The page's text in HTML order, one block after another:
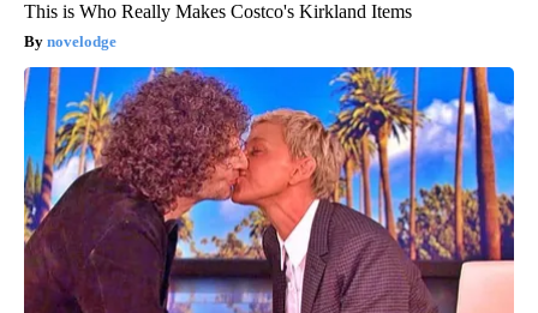
This is Who Really Makes Costco's Kirkland Items
novelodge